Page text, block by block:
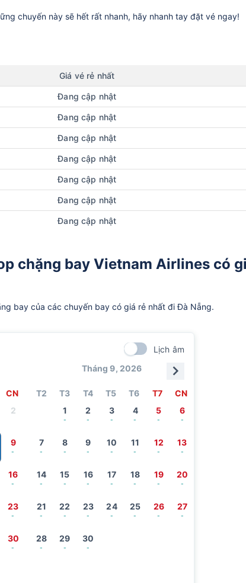
chuyến này sẽ hết rất nhanh, hãy nhanh tay đặt vé ngay!
Giá vé rẻ nhất
Đang cập nhật
Đang cập nhật
Đang cập nhật
Đang cập nhật
Đang cập nhật
Đang cập nhật
Đang cập nhật
chặng bay Vietnam Airlines có
bay của các chuyến bay có giá rẻ nhất đi Đà Nẵng.
Lịch âm
CN
2
9
-
16
-
23
-
30
-
Tháng 9, 2026
T2 T3 T4 T5 T6 T7
CN
1
-
2
-
3
-
4
-
5
-
6
-
7
-
8
-
9
-
10
-
11
-
12
-
13
-
14
-
15
-
16
-
17
-
18
-
19
-
20
-
21
-
22
-
23
-
24
-
25
-
26
-
27
-
28
-
29
-
30
-